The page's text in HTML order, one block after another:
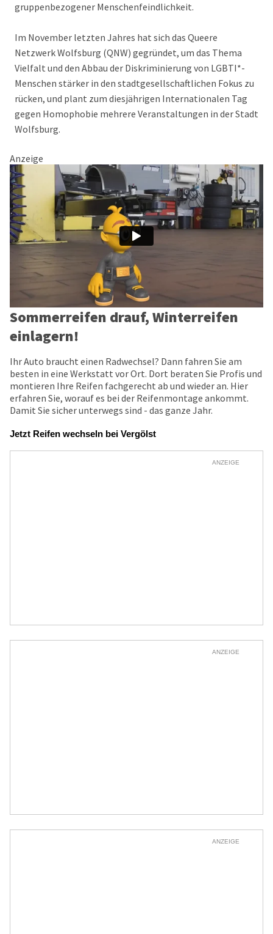
gruppenbezogener Menschenfeindlichkeit.
Im November letzten Jahres hat sich das Queere
Netzwerk Wolfsburg (QNW) gegründet, um das Thema
Vielfalt und den Abbau der Diskriminierung von LGBTI*-
Menschen stärker in den stadtgesellschaftlichen Fokus zu
rücken, und plant zum diesjährigen Internationalen Tag
gegen Homophobie mehrere Veranstaltungen in der Stadt
Wolfsburg.
Anzeige
Sommerreifen drauf, Winterreifen
einlagern!
Ihr Auto braucht einen Radwechsel? Dann fahren Sie am
besten in eine Werkstatt vor Ort. Dort beraten Sie Profis und
montieren Ihre Reifen fachgerecht ab und wieder an. Hier
erfahren Sie, worauf es bei der Reifenmontage ankommt.
Damit Sie sicher unterwegs sind - das ganze Jahr.
Jetzt Reifen wechseln bei Vergölst
ANZEIGE
ANZEIGE
ANZEIGE